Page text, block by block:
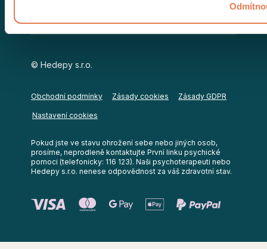
© Hedepy s.r.o.
Obchodní podmínky Zásady cookies Zásady GDPR
Nastavení cookies
Pokud jste ve stavu ohrožení sebe nebo jiných osob,
prosíme, neprodleně kontaktujte První linku psychické
pomoci (telefonicky: 116 123). Naši psychoterapeuti nebo
Hedepy s.r.o. nenese odpovědnost za váš zdravotní stav.